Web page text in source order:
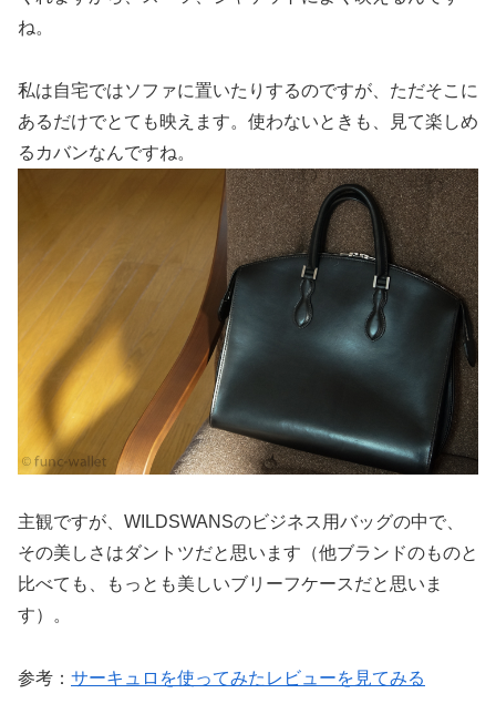
ね。
私は自宅ではソファに置いたりするのですが、ただそこに
あるだけでとても映えます。使わないときも、見て楽しめ
るカバンなんですね。
主観ですが、WILDSWANSのビジネス用バッグの中で、
その美しさはダントツだと思います（他ブランドのものと
比べても、もっとも美しいブリーフケースだと思いま
す）。
参考： サーキュロを使ってみたレビューを見てみる